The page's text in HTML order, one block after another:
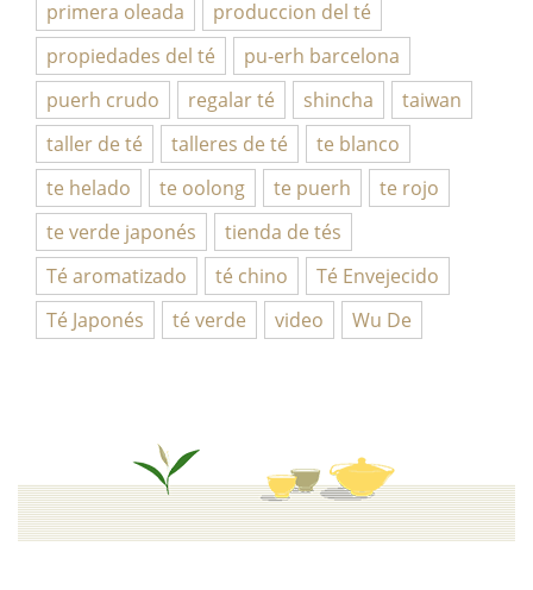
primera oleada
produccion del té
propiedades del té
pu-erh barcelona
puerh crudo
regalar té shincha
taiwan
taller de té
talleres de té
te blanco
te helado
te oolong te puerh
te rojo
te verde japonés
tienda de tés
Té aromatizado
té chino
Té Envejecido
Té Japonés
té verde video Wu De